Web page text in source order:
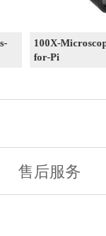
100X-
for-Pi
售后服务